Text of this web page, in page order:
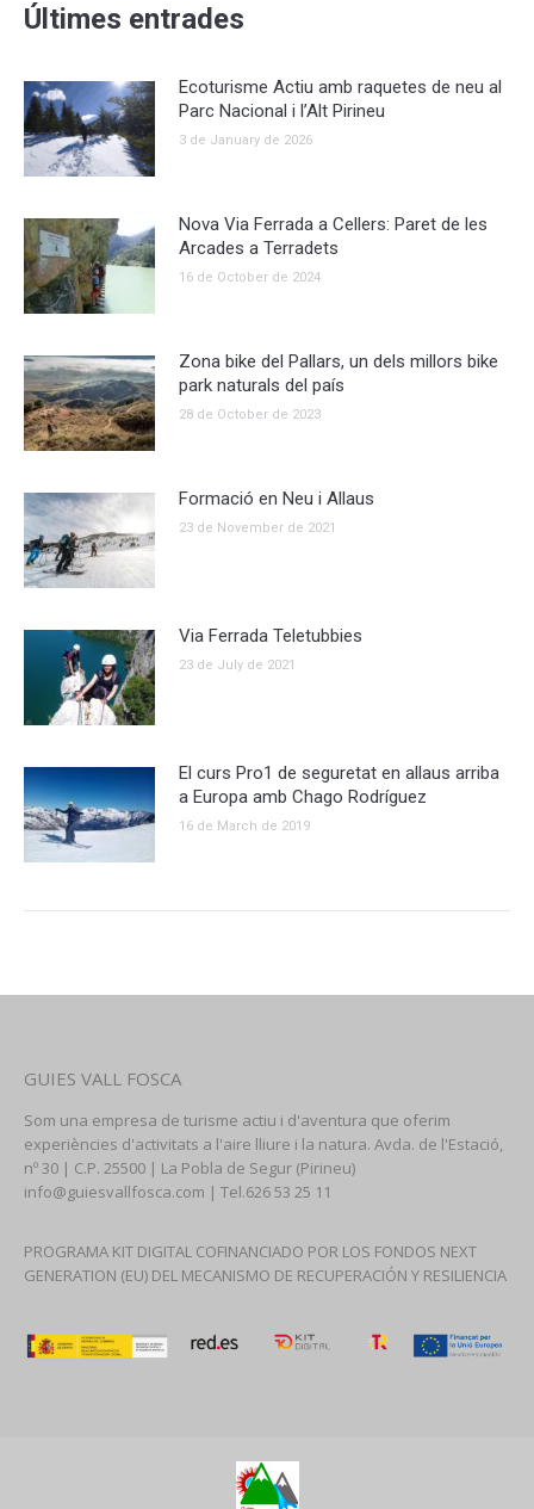
Últimes entrades
Ecoturisme Actiu amb raquetes de neu al
Parc Nacional i l’Alt Pirineu
3 de January de 2026
Nova Via Ferrada a Cellers: Paret de les
Arcades a Terradets
16 de October de 2024
Zona bike del Pallars, un dels millors bike
park naturals del país
28 de October de 2023
Formació en Neu i Allaus
23 de November de 2021
Via Ferrada Teletubbies
23 de July de 2021
El curs Pro1 de seguretat en allaus arriba
a Europa amb Chago Rodríguez
16 de March de 2019
GUIES VALL FOSCA
Som una empresa de turisme actiu i d'aventura que oferim
experiències d'activitats a l'aire lliure i la natura. Avda. de l'Estació,
nº 30 | C.P. 25500 | La Pobla de Segur (Pirineu)
info@guiesvallfosca.com | Tel.626 53 25 11
PROGRAMA KIT DIGITAL COFINANCIADO POR LOS FONDOS NEXT
GENERATION (EU) DEL MECANISMO DE RECUPERACIÓN Y RESILIENCIA